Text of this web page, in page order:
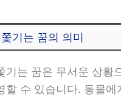
기는 꿈의 의미
기는 꿈은 무서운 상황
할 수 있습니다. 동물